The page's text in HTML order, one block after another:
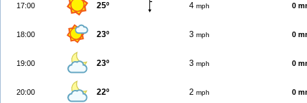
17:00 25º 4 mph 0
18:00 23º 3 mph 0
19:00 23º 3 mph 0
20:00 22º 2 mph 0